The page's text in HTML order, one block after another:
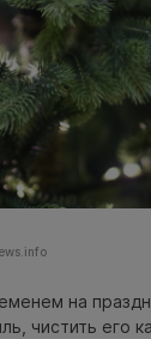
на
чистить его